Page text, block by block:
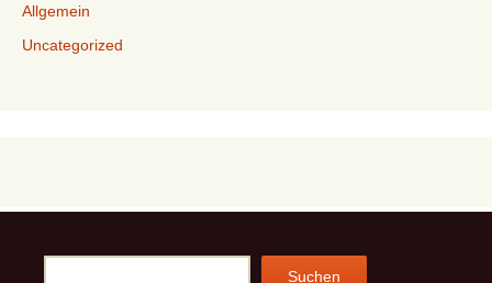
Allgemein
Uncategorized
Suchen